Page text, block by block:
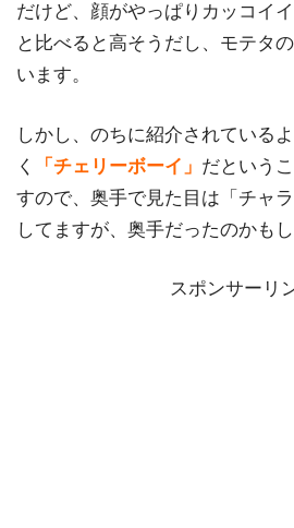
だけど、顔がやっぱりカッコイ
と比べると高そうだし、モテタ
います。
しかし、のちに紹介されている
く
「チェリーボーイ」 だという
すので、奥手で見た目は「チャ
してますが、奥手だったのかもし
スポンサーリ